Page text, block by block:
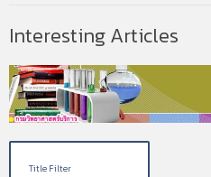
Interesting Articles